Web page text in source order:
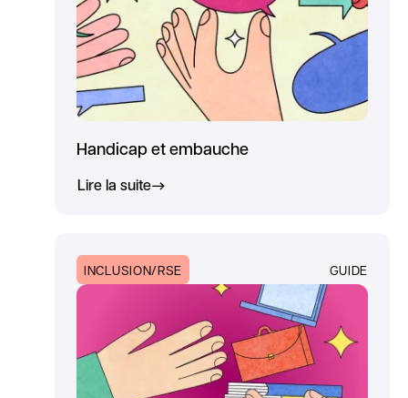
Handicap et embauche
Lire la suite
INCLUSION/RSE GUIDE